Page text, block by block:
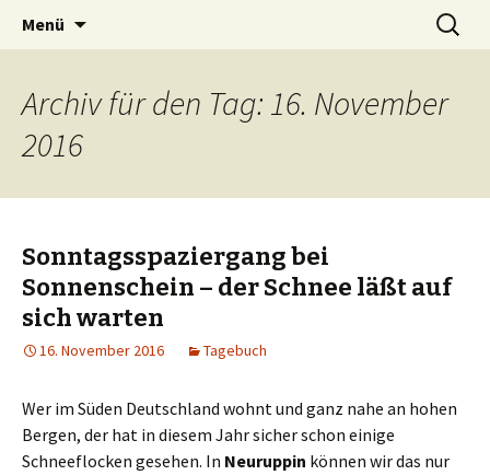
Peter Grau
Menü
Suchen
nach:
Archiv für den Tag: 16. November
2016
Sonntagsspaziergang bei
Sonnenschein – der Schnee läßt auf
sich warten
16. November 2016 Tagebuch
Wer im Süden Deutschland wohnt und ganz nahe an hohen
Bergen, der hat in diesem Jahr sicher schon einige
Schneeflocken gesehen. In Neuruppin können wir das nur